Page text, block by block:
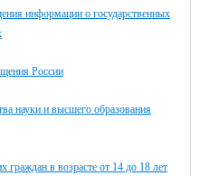
информации о государственных
России
науки и высшего образования
граждан в возрасте от 14 до 18 лет